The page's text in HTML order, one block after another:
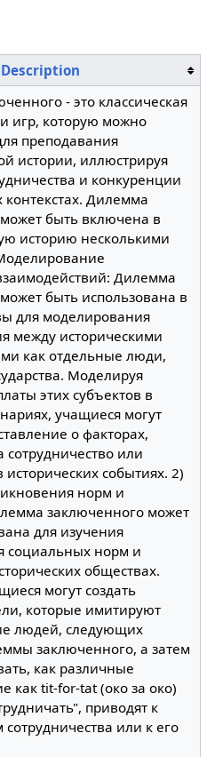
Description
- это классическая
игр, которую можно
преподавания
истории, иллюстрируя
и конкуренции
контекстах. Дилемма
быть включена в
историю несколькими
Дилемма
быть использована в
для моделирования
между историческими
как отдельные люди,
Моделируя
этих субъектов в
учащиеся могут
о факторах,
или
событиях. 2)
норм и
заключенного может
для изучения
социальных норм и
обществах.
могут создать
которые имитируют
людей, следующих
заключенного, а затем
как различные
как tit-for-tat (око за око)
приводят к
или к его